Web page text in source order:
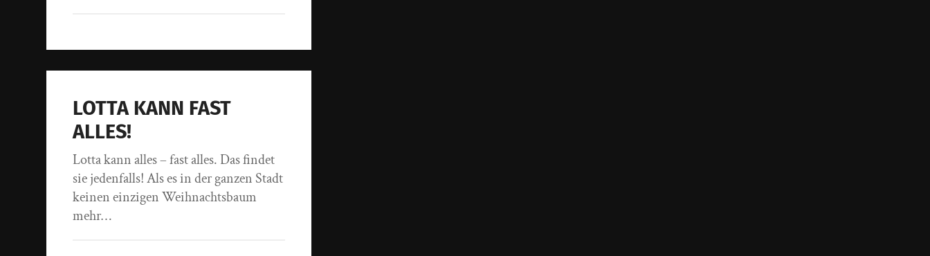
LOTTA KANN FAST
ALLES!
Lotta kann alles – fast alles. Das findet
sie jedenfalls! Als es in der ganzen Stadt
keinen einzigen Weihnachtsbaum
mehr…